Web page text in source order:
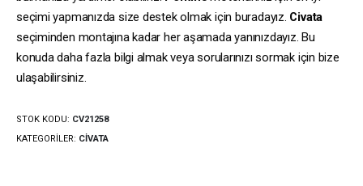
seçimi yapmanızda size destek olmak için buradayız. Civata
seçiminden montajına kadar her aşamada yanınızdayız. Bu
konuda daha fazla bilgi almak veya sorularınızı sormak için bize
ulaşabilirsiniz.
STOK KODU: CV21258
KATEGORILER: CIVATA